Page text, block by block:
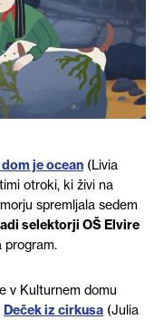
je ocean (Livia
otroki, ki živi na
spremljala sedem
selektorji OŠ Elvire
program.
v Kulturnem domu
Deček iz cirkusa (Julia